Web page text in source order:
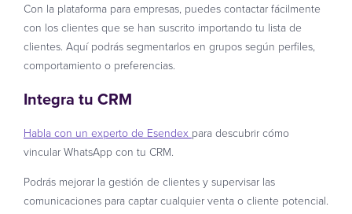
Con la plataforma para empresas, puedes contactar fácilmente
con los clientes que se han suscrito importando tu lista de
clientes. Aquí podrás segmentarlos en grupos según perfiles,
comportamiento o preferencias.
Integra tu CRM
Habla con un experto de Esendexpara descubrir cómo
vincular WhatsApp con tu CRM.
Podrás mejorar la gestión de clientes y supervisar las
comunicaciones para captar cualquier venta o cliente potencial.